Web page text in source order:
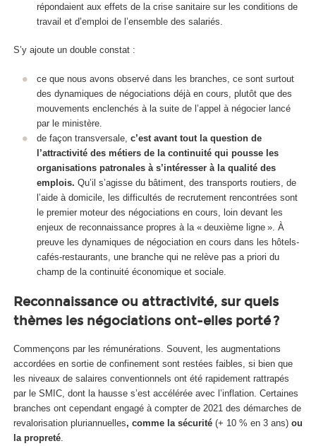
répondaient aux effets de la crise sanitaire sur les conditions de
travail et d’emploi de l’ensemble des salariés.
S’y ajoute un double constat :
ce que nous avons observé dans les branches, ce sont surtout
des dynamiques de négociations déjà en cours, plutôt que des
mouvements enclenchés à la suite de l’appel à négocier lancé
par le ministère.
de façon transversale, c’est avant tout la question de
l’attractivité des métiers de la continuité qui pousse les
organisations patronales à s’intéresser à la qualité des
emplois. Qu’il s’agisse du bâtiment, des transports routiers, de
l’aide à domicile, les difficultés de recrutement rencontrées sont
le premier moteur des négociations en cours, loin devant les
enjeux de reconnaissance propres à la « deuxième ligne ». À
preuve les dynamiques de négociation en cours dans les hôtels-
cafés-restaurants, une branche qui ne relève pas a priori du
champ de la continuité économique et sociale.
Reconnaissance ou attractivité, sur quels
thèmes les négociations ont-elles porté ?
Commençons par les rémunérations. Souvent, les augmentations
accordées en sortie de confinement sont restées faibles, si bien que
les niveaux de salaires conventionnels ont été rapidement rattrapés
par le SMIC, dont la hausse s’est accélérée avec l’inflation. Certaines
branches ont cependant engagé à compter de 2021 des démarches de
revalorisation pluriannuelles, comme la sécurité (+ 10 % en 3 ans) ou
la propreté